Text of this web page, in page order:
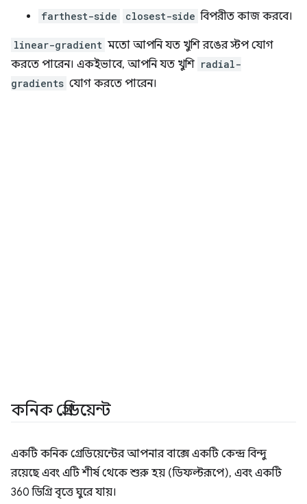
farthest-side closest-side বিপরীত কাজ করবে।
linear-gradient মতো আপনি যত খুশি রঙের স্টপ যোগ
করতে পারেন। একইভাবে, আপনি যত খুশি radial-
gradients যোগ করতে পারেন।
কনিক গ্রেডিয়েন্ট
একটি কনিক গ্রেডিয়েন্টের আপনার বাক্সে একটি কেন্দ্র বিন্দু
রয়েছে এবং এটি শীর্ষ থেকে শুরু হয় (ডিফল্টরূপে), এবং একটি
360 ডিগ্রি বৃত্তে ঘুরে যায়।